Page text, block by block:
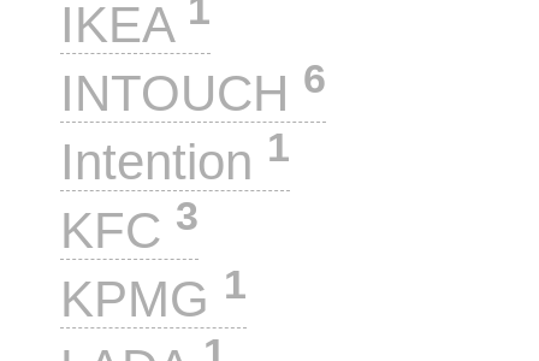
IKEA 1
INTOUCH 6
Intention 1
KFC 3
KPMG 1